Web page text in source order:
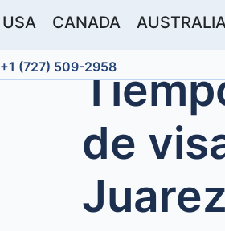
USA CANADA
+1 (727) 509-2958
de